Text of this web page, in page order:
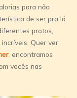
para não
de ser pra lá
pratos,
Quer ver
, encontramos
vocês nas